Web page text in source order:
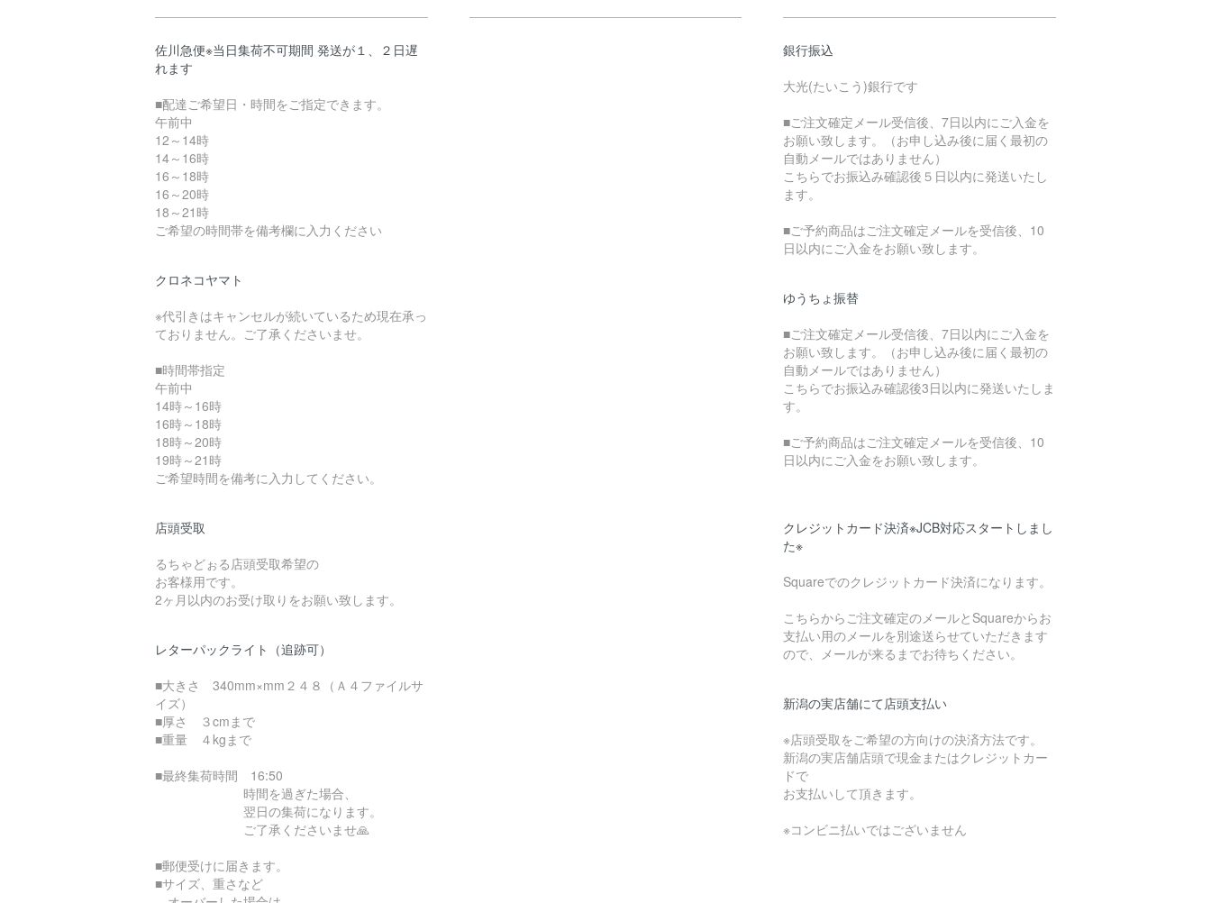
佐川急便※当日集荷不可期間 発送が１、２日遅
れます
■配達ご希望日・時間をご指定できます。
午前中
12～14時
14～16時
16～18時
16～20時
18～21時
ご希望の時間帯を備考欄に入力ください
クロネコヤマト
※代引きはキャンセルが続いているため現在承っ
ておりません。ご了承くださいませ。
■時間帯指定
午前中
14時～16時
16時～18時
18時～20時
19時～21時
ご希望時間を備考に入力してください。
店頭受取
るちゃどぉる店頭受取希望の
お客様用です。
2ヶ月以内のお受け取りをお願い致します。
レターパックライト（追跡可）
■大きさ 340mm×mm２４８（Ａ４ファイルサ
イズ）
■厚さ ３cmまで
■重量 ４kgまで
■最終集荷時間 16:50
時間を過ぎた場合、
翌日の集荷になります。
ご了承くださいませ🙏
■郵便受けに届きます。
■サイズ、重さなど
銀行振込
大光(たいこう)銀行です
■ご注文確定メール受信後、7日以内にご入金を
お願い致します。（お申し込み後に届く最初の
自動メールではありません）
こちらでお振込み確認後５日以内に発送いたし
ます。
■ご予約商品はご注文確定メールを受信後、10
日以内にご入金をお願い致します。
ゆうちょ振替
■ご注文確定メール受信後、7日以内にご入金を
お願い致します。（お申し込み後に届く最初の
自動メールではありません）
こちらでお振込み確認後3日以内に発送いたしま
す。
■ご予約商品はご注文確定メールを受信後、10
日以内にご入金をお願い致します。
クレジットカード決済※JCB対応スタートしまし
た※
Squareでのクレジットカード決済になります。
こちらからご注文確定のメールとSquareからお
支払い用のメールを別途送らせていただきます
ので、メールが来るまでお待ちください。
新潟の実店舗にて店頭支払い
※店頭受取をご希望の方向けの決済方法です。
新潟の実店舗店頭で現金またはクレジットカー
ドで
お支払いして頂きます。
※コンビニ払いではございません